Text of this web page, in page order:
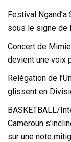
Festival
sous le signe de
Concert de
devient une voix
Relégation de
glissent en
BASKETBALL/
Cameroun
sur une note